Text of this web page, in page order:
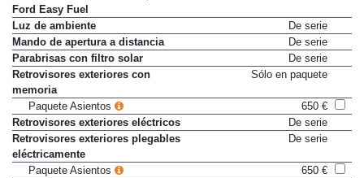
Ford Easy Fuel
Luz de ambiente
De serie
Mando de apertura a distancia
De serie
Parabrisas con filtro solar
De serie
Retrovisores exteriores con
memoria
Sólo en paquete
Paquete Asientos
650 €
Retrovisores exteriores eléctricos
De serie
Retrovisores exteriores plegables
eléctricamente
De serie
Paquete Asientos
650 €